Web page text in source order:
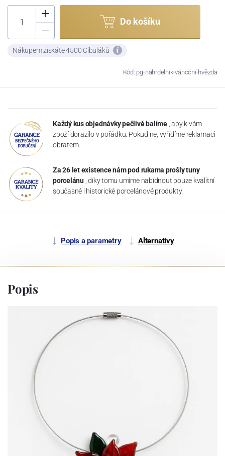
Do košíku
Nákupem získáte 4500 Cibuláků
Kód: pg-náhrdelník-vánoční-hvězda
Každý kus objednávky pečlivě balíme , aby k vám
zboží dorazilo v pořádku. Pokud ne, vyřídíme reklamaci
obratem.
Za 26 let existence nám pod rukama prošly tuny
porcelánu , díky tomu umíme nabídnout pouze kvalitní
současné i historické porcelánové produkty.
Popis a parametry Alternativy
Popis